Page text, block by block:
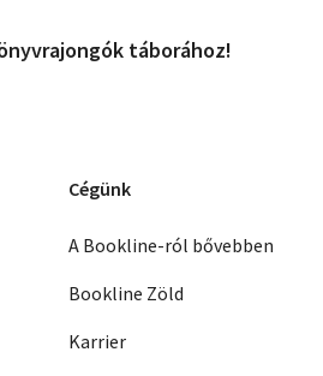
táborához!
Cégünk
A Bookline-ról bővebben
Bookline Zöld
Karrier